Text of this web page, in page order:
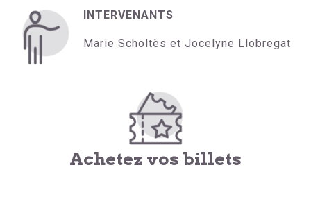
INTERVENANTS
Marie Scholtès et Jocelyne Llobregat
Achetez vos billets